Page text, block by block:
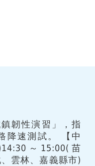
韌性演習」，指
降速測試。 【中
～15:00(苗
雲林、嘉義縣市)